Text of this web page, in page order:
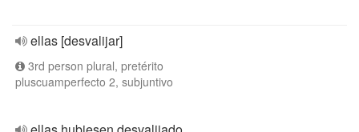
ellas [desvalijar]
3rd person plural, pretérito
pluscuamperfecto 2, subjuntivo